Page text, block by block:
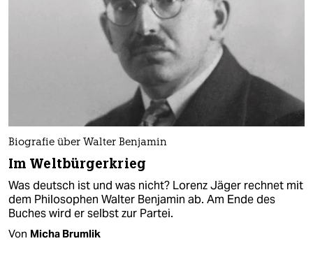
Biografie über Walter Benjamin
Im Weltbürgerkrieg
Was deutsch ist und was nicht? Lorenz Jäger rechnet mit
dem Philosophen Walter Benjamin ab. Am Ende des
Buches wird er selbst zur Partei.
Von Micha Brumlik